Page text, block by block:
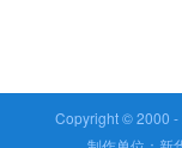
Copyright © 2000 -